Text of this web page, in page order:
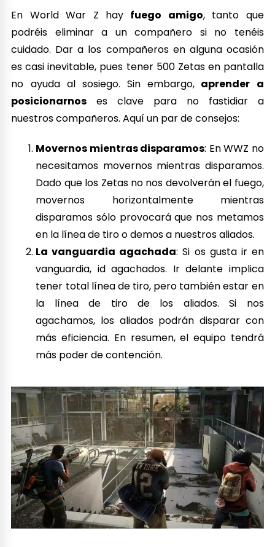
En World War Z hay fuego amigo, tanto que
podréis eliminar a un compañero si no tenéis
cuidado. Dar a los compañeros en alguna ocasión
es casi inevitable, pues tener 500 Zetas en pantalla
no ayuda al sosiego. Sin embargo, aprender a
posicionarnos es clave para no fastidiar a
nuestros compañeros. Aquí un par de consejos:
Movernos mientras disparamos: En WWZ no
necesitamos movernos mientras disparamos.
Dado que los Zetas no nos devolverán el fuego,
movernos horizontalmente mientras
disparamos sólo provocará que nos metamos
en la línea de tiro o demos a nuestros aliados.
La vanguardia agachada: Si os gusta ir en
vanguardia, id agachados. Ir delante implica
tener total línea de tiro, pero también estar en
la línea de tiro de los aliados. Si nos
agachamos, los aliados podrán disparar con
más eficiencia. En resumen, el equipo tendrá
más poder de contención.